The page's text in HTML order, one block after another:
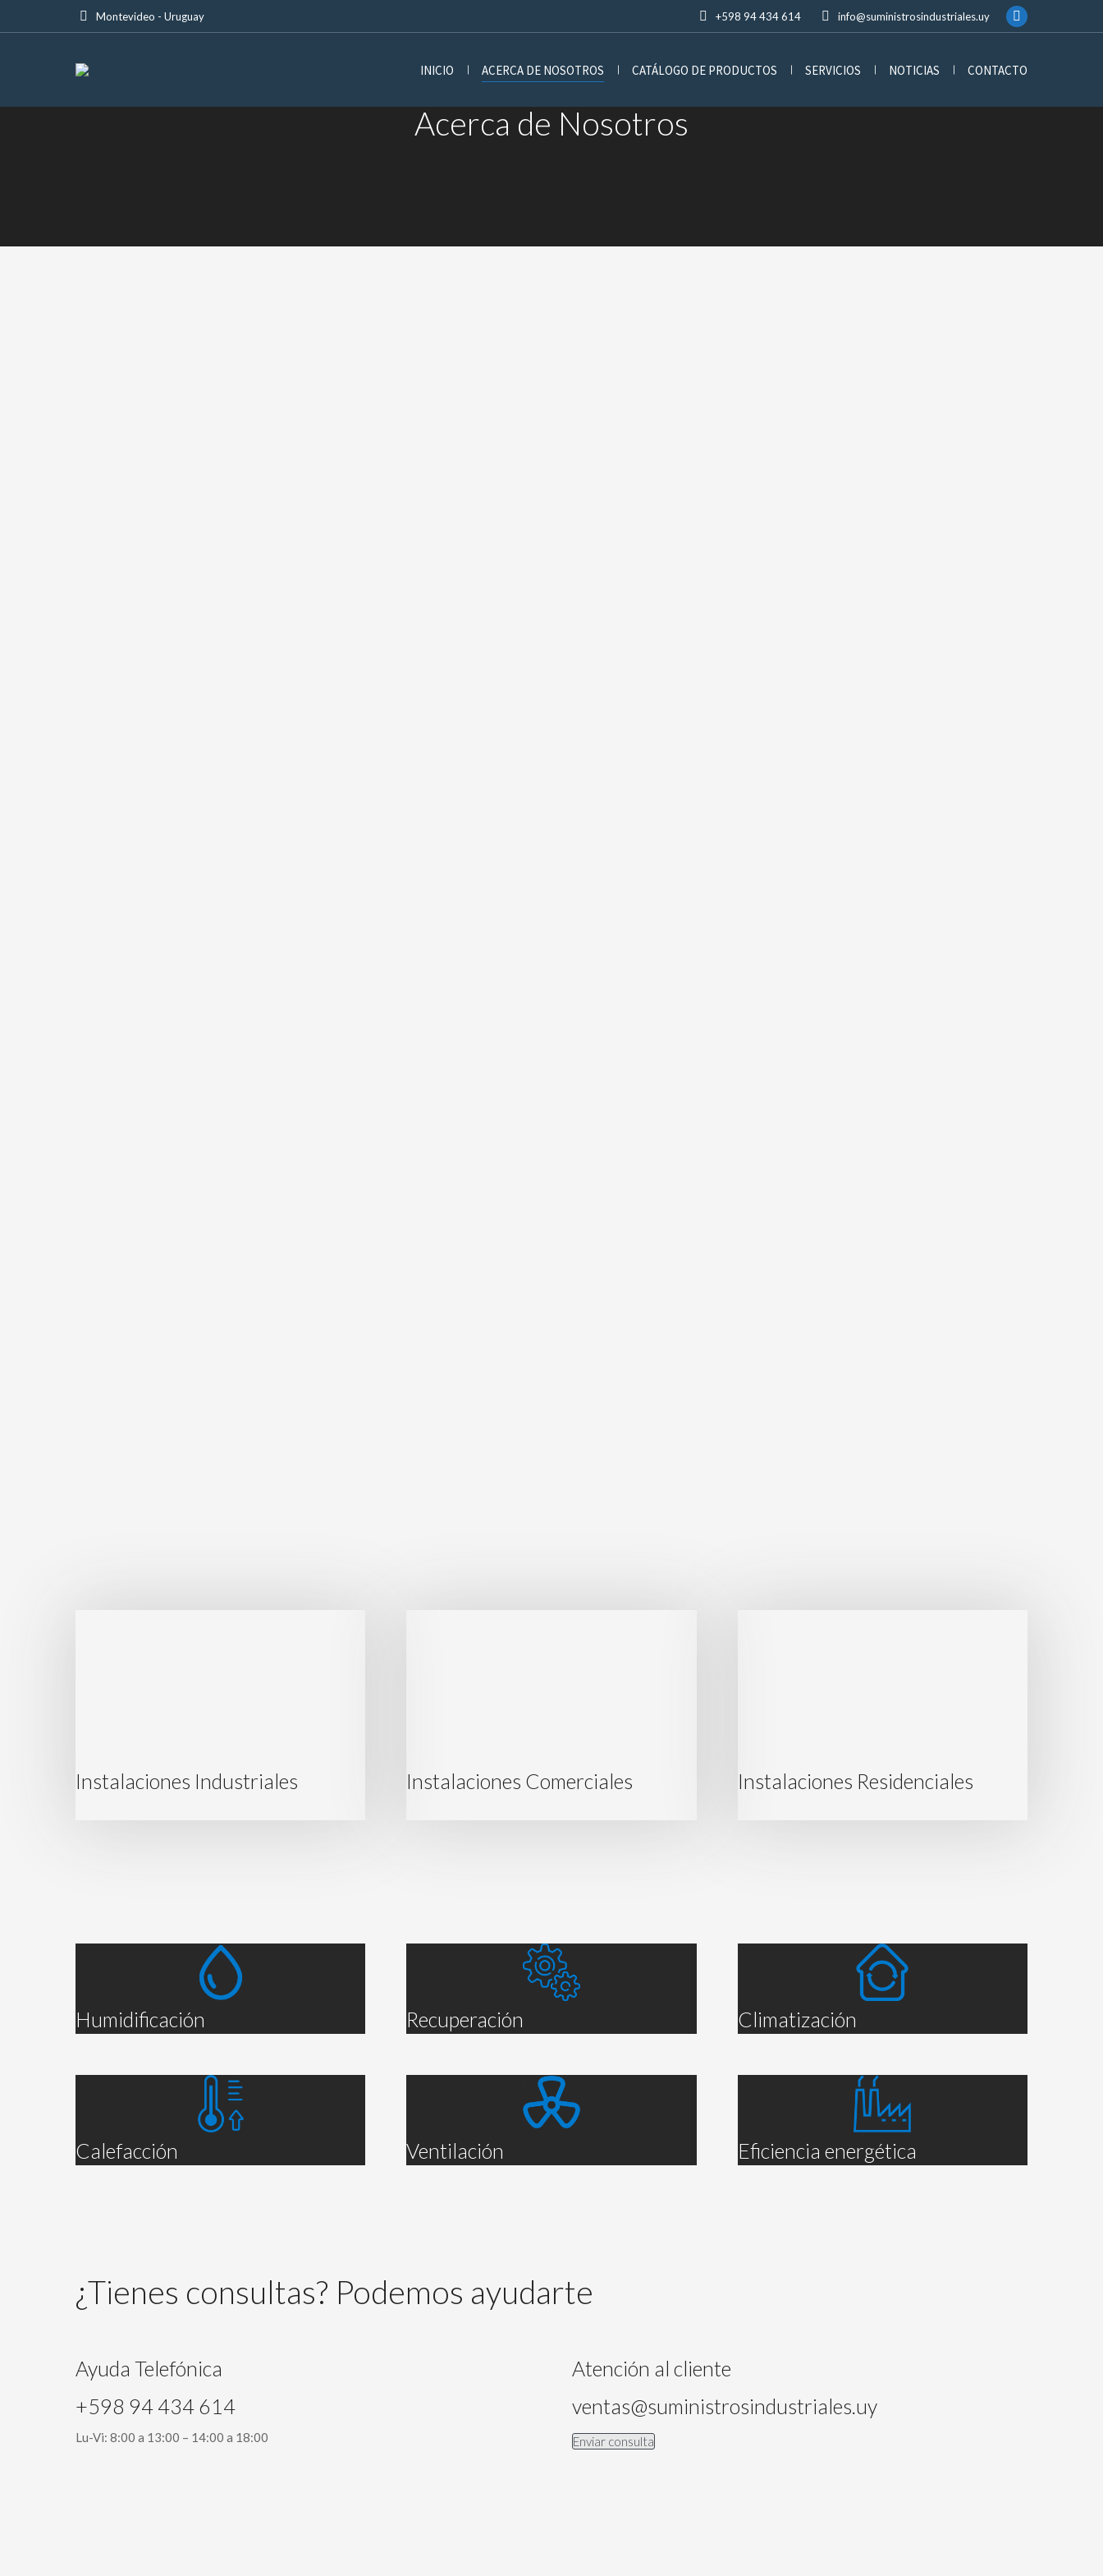
Montevideo - Uruguay +598 94 434 614 info@suministrosindustriales.uy
INICIO ACERCA DE NOSOTROS CATÁLOGO DE PRODUCTOS SERVICIOS NOTICIAS CONTACTO
Acerca de Nosotros
Instalaciones Industriales Instalaciones Comerciales Instalaciones Residenciales
Humidificación
Calefacción
Recuperación
Ventilación
Climatización
Eficiencia energética
¿Tienes consultas? Podemos ayudarte
Ayuda Telefónica
+598 94 434 614
Lu-Vi: 8:00 a 13:00 – 14:00 a 18:00
Atención al cliente
ventas@suministrosindustriales.uy
Enviar consulta